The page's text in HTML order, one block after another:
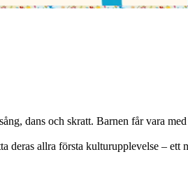
dans och skratt. Barnen får vara
allra första kulturupplevelse – ett